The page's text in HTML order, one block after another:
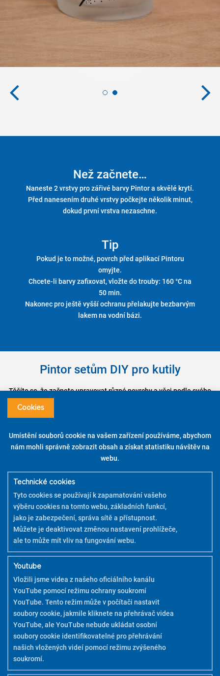
Než začnete…
Naneste 2 vrstvy pro zářivé barvy Pintor a skvělé krytí.
Před nanesením druhé vrstvy počkejte několik minut,
dokud první vrstva nezaschne.
Tip
Pokud je to možné, povrch před aplikací Pintoru
omyjte.
Chcete-li barvy zafixovat, vložte do trouby: 160 °C na
50 min.
Nakonec pro ještě vyšší ochranu přelakujte bezbarvým
lakem na vodní bázi.
Pintor setům DIY pro kutily
Těšíte se, že začnete upravovat různé povrchy a věci podle svého
Chcete-li pomoci s používáním sad DIY pro kutily, stáhněte si PDF s
tutoriál.
ZJISTĚTE VÍCE
Cookies
Umístění souborů cookie na vašem zařízení používáme, abychom
nám mohli správně zobrazit obsah a získat statistiku návštěv na
webu.
Technické cookies
Tyto cookies se používají k zapamatování vašeho
výběru cookies na tomto webu, základních funkcí,
jako je zabezpečení, správa sítě a přístupnost.
Můžete je deaktivovat změnou nastavení prohlížeče,
ale to může mít vliv na fungování webu.
Youtube
Vložili jsme videa z našeho oficiálního kanálu
YouTube pomocí režimu ochrany soukromí
YouTube. Tento režim může v počítači nastavit
soubory cookie, jakmile kliknete na přehrávač videa
YouTube, ale YouTube nebude ukládat osobní
soubory cookie identifikovatelné pro přehrávání
našich vložených videí pomocí režimu zvýšeného
soukromí.